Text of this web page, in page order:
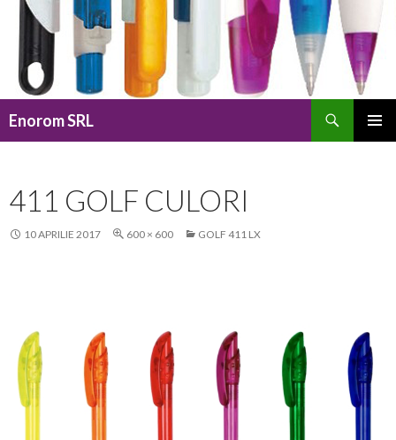
Enorom SRL
411 GOLF CULORI
10 APRILIE 2017 600 × 600 GOLF 411 LX